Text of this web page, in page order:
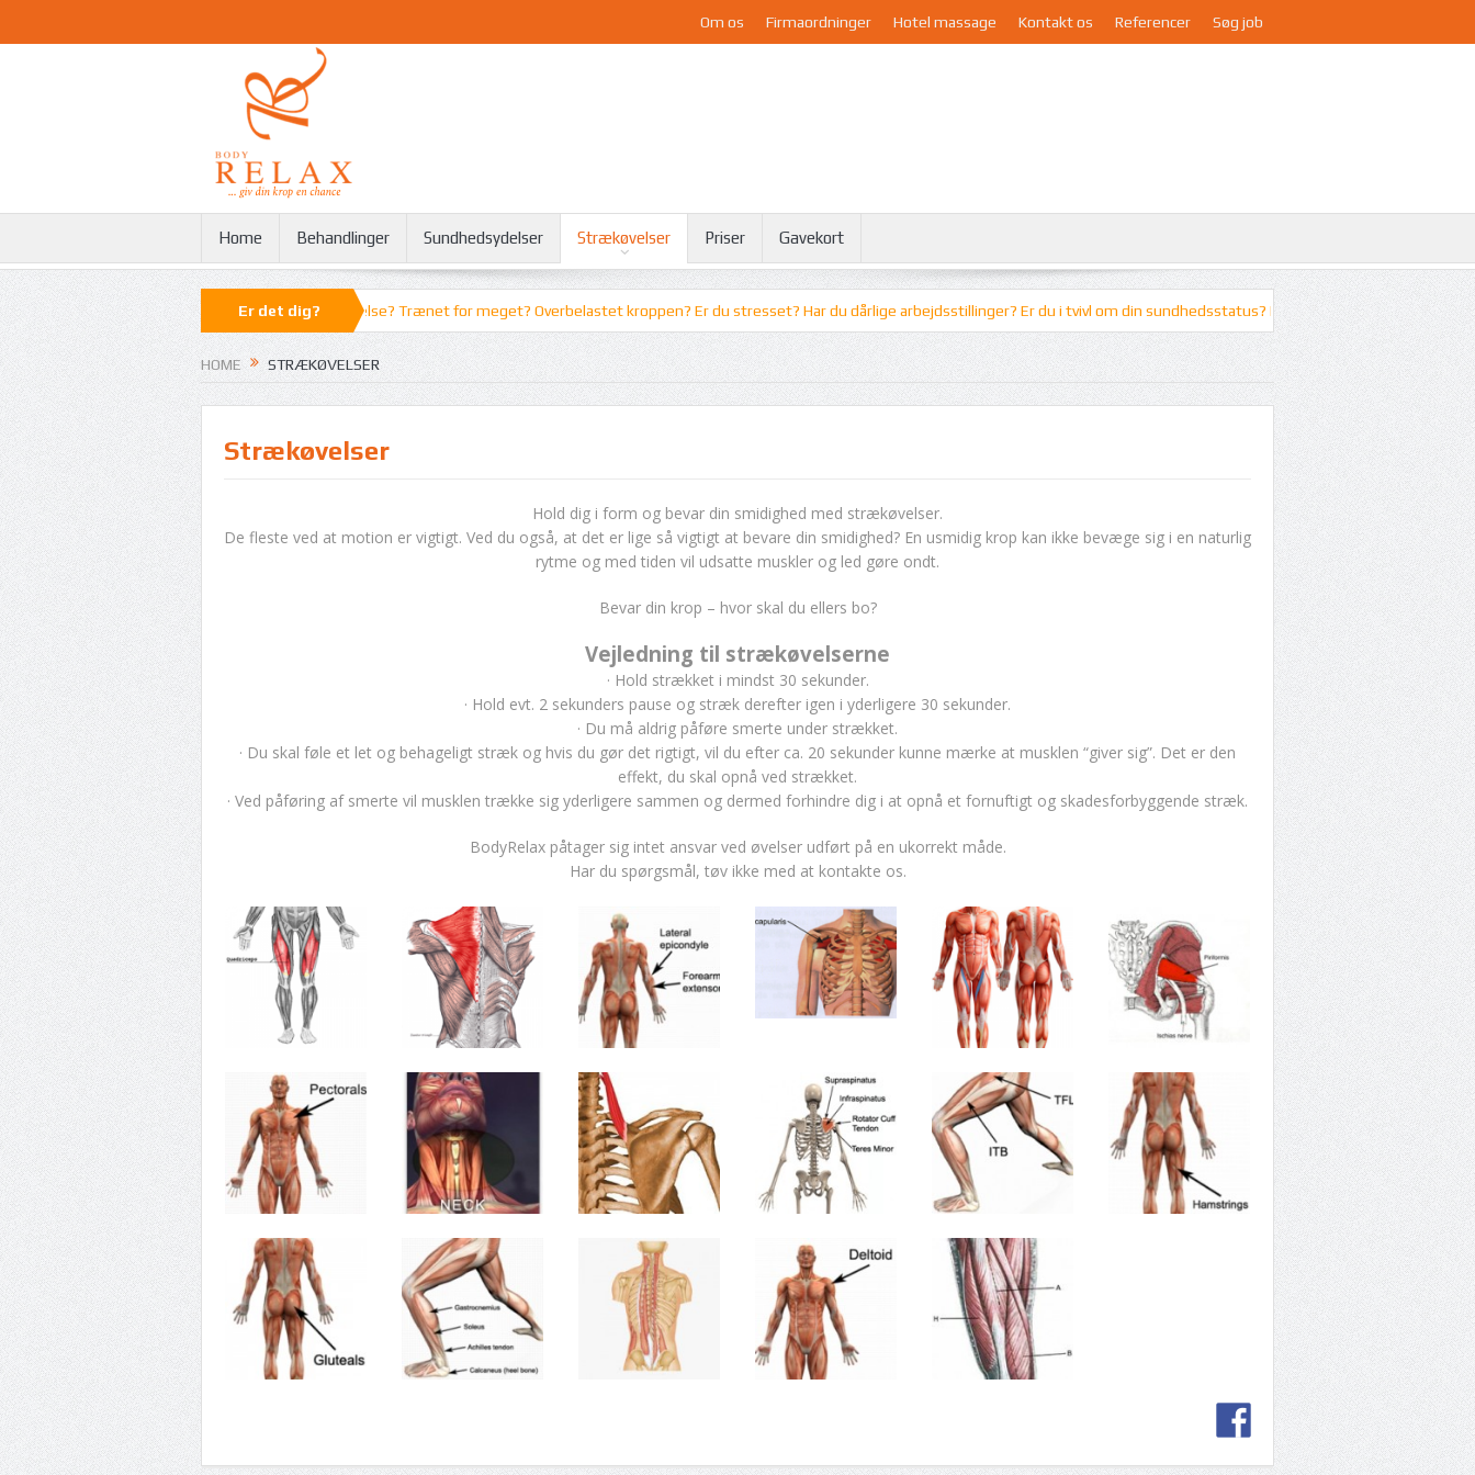
Om os Firmaordninger Hotel massage Kontakt os Referencer Søg job
Home Behandlinger Sundhedsydelser Strækøvelser Priser Gavekort
Er det dig?
Har du stået forkert? Lavet en forkert bevægelse? Trænet for meget? Overbelastet kroppen? Er du stresset? Har du dårlige arbejdsstillinger? Er du i tvivl om din sundhedsstatus? Bliv klogere her på siden...
HOME STRÆKØVELSER
Strækøvelser
Hold dig i form og bevar din smidighed med strækøvelser.
De fleste ved at motion er vigtigt. Ved du også, at det er lige så vigtigt at bevare din smidighed? En usmidig krop kan ikke bevæge sig i en naturlig
rytme og med tiden vil udsatte muskler og led gøre ondt.
Bevar din krop – hvor skal du ellers bo?
Vejledning til strækøvelserne
· Hold strækket i mindst 30 sekunder.
· Hold evt. 2 sekunders pause og stræk derefter igen i yderligere 30 sekunder.
· Du må aldrig påføre smerte under strækket.
· Du skal føle et let og behageligt stræk og hvis du gør det rigtigt, vil du efter ca. 20 sekunder kunne mærke at musklen “giver sig”. Det er den
effekt, du skal opnå ved strækket.
· Ved påføring af smerte vil musklen trække sig yderligere sammen og dermed forhindre dig i at opnå et fornuftigt og skadesforbyggende stræk.
BodyRelax påtager sig intet ansvar ved øvelser udført på en ukorrekt måde.
Har du spørgsmål, tøv ikke med at kontakte os.